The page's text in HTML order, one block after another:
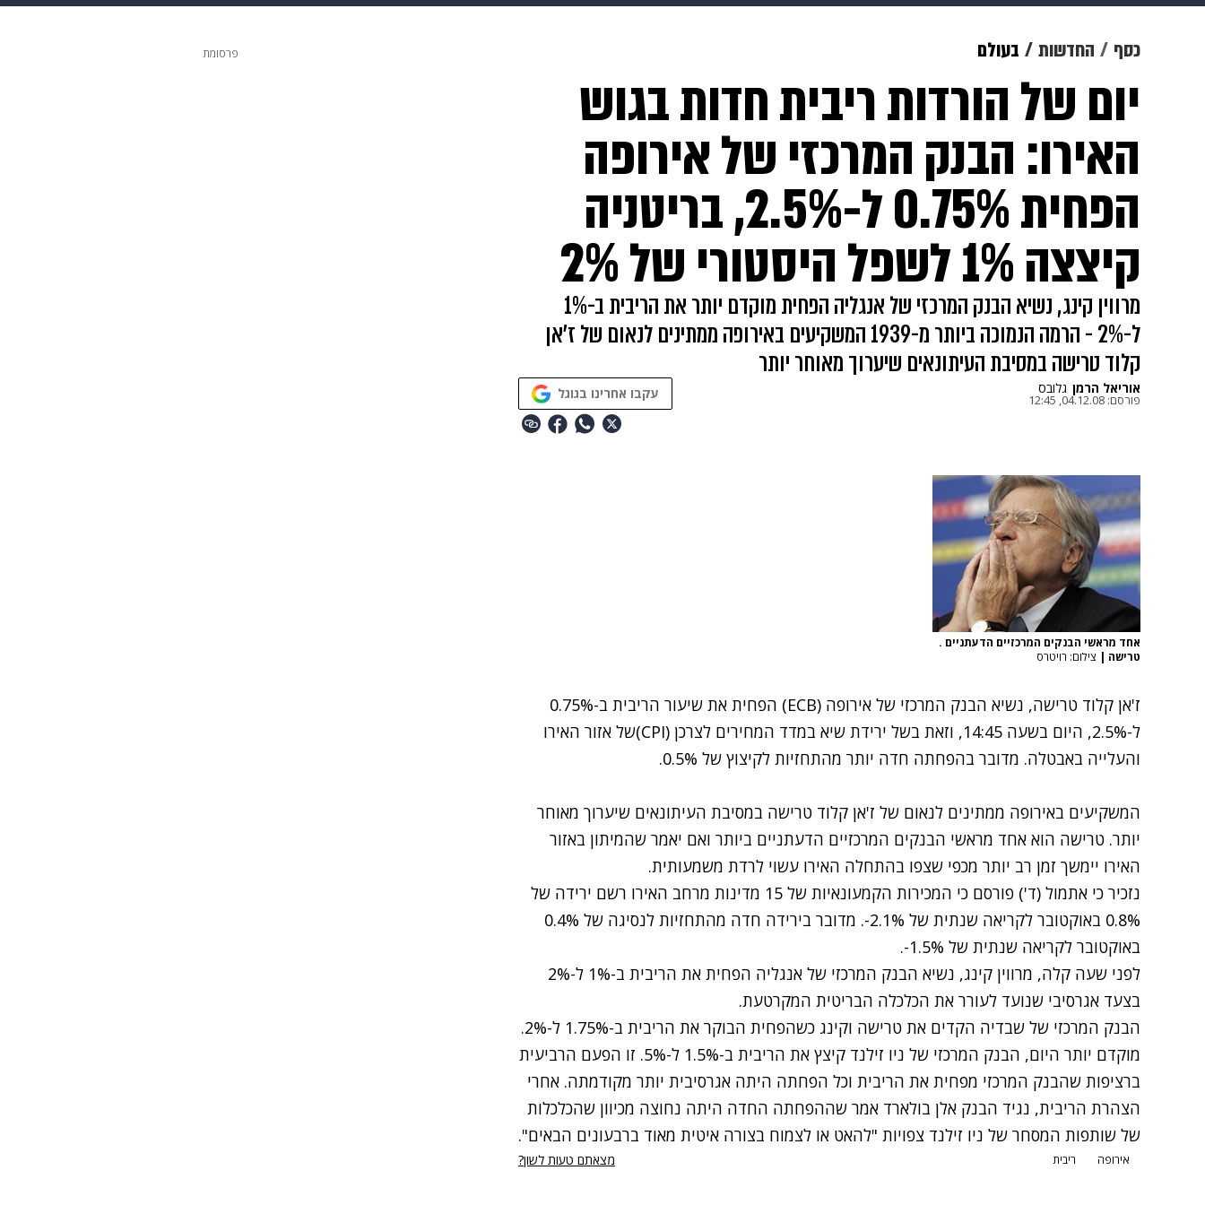
תרבות
גאווה תשעה חודשים פרויקטים מיוחדים
כסף החדשות בעולם
יום של הורדות ריבית חדות בגוש
האירו: הבנק המרכזי של אירופה
הפחית 0.75% ל-2.5%, בריטניה
קיצצה 1% לשפל היסטורי של 2%
מרווין קינג, נשיא הבנק המרכזי של אנגליה הפחית מוקדם יותר את הריבית ב-1%
ל-2% - הרמה הנמוכה ביותר מ-1939 המשקיעים באירופה ממתינים לנאום של ז'אן
קלוד טרישה במסיבת העיתונאים שיערוך מאוחר יותר
אוריאל הרמן גלובס
פורסם: 04.12.08, 12:45 עקבו אחרינו בגוגל
אחד מראשי הבנקים המרכזיים הדעתניים .
טרישה | צילום: רויטרס
ז'אן קלוד טרישה, נשיא הבנק המרכזי של אירופה (ECB) הפחית את שיעור הריבית ב-0.75%
ל-2.5%, היום בשעה 14:45, וזאת בשל ירידת שיא במדד המחירים לצרכן (CPI)של אזור האירו
והעלייה באבטלה. מדובר בהפחתה חדה יותר מהתחזיות לקיצוץ של 0.5%.
המשקיעים באירופה ממתינים לנאום של ז'אן קלוד טרישה במסיבת העיתונאים שיערוך מאוחר
יותר. טרישה הוא אחד מראשי הבנקים המרכזיים הדעתניים ביותר ואם יאמר שהמיתון באזור
האירו יימשך זמן רב יותר מכפי שצפו בהתחלה האירו עשוי לרדת משמעותית.
נזכיר כי אתמול (ד') פורסם כי המכירות הקמעונאיות של 15 מדינות מרחב האירו רשם ירידה של
0.8% באוקטובר לקריאה שנתית של 2.1%-. מדובר בירידה חדה מהתחזיות לנסיגה של 0.4%
באוקטובר לקריאה שנתית של 1.5%-.
לפני שעה קלה, מרווין קינג, נשיא הבנק המרכזי של אנגליה הפחית את הריבית ב-1% ל-2%
בצעד אגרסיבי שנועד לעורר את הכלכלה הבריטית המקרטעת.
הבנק המרכזי של שבדיה הקדים את טרישה וקינג כשהפחית הבוקר את הריבית ב-1.75% ל-2%.
מוקדם יותר היום, הבנק המרכזי של ניו זילנד קיצץ את הריבית ב-1.5% ל-5%. זו הפעם הרביעית
ברציפות שהבנק המרכזי מפחית את הריבית וכל הפחתה היתה אגרסיבית יותר מקודמתה. אחרי
הצהרת הריבית, נגיד הבנק אלן בולארד אמר שההפחתה החדה היתה נחוצה מכיוון שהכלכלות
של שותפות המסחר של ניו זילנד צפויות "להאט או לצמוח בצורה איטית מאוד ברבעונים הבאים".
אירופה ריבית מצאתם טעות לשון?
פרסומת